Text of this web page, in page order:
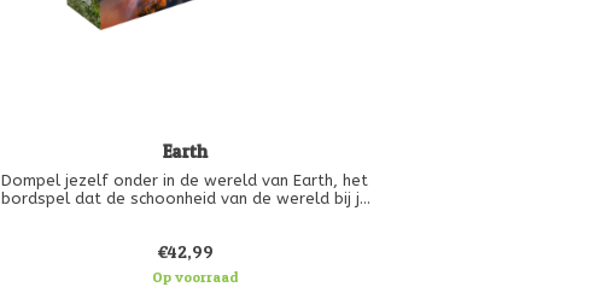
Earth
Dompel jezelf onder in de wereld van Earth, het
bordspel dat de schoonheid van de wereld bij je
en meerdere strategische mogelijkheden. Kies de
kaarten waaruit je eilan
€42,99
Op voorraad